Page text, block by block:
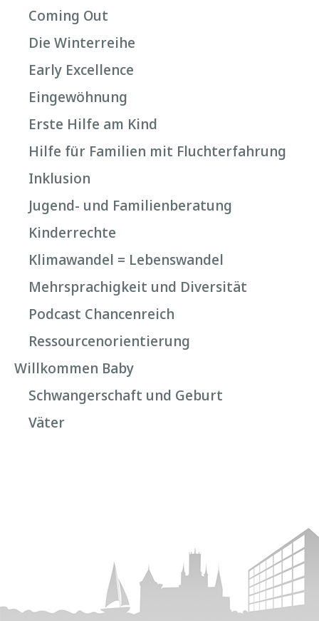
Coming Out
Die Winterreihe
Early Excellence
Eingewöhnung
Erste Hilfe am Kind
Hilfe für Familien mit Fluchterfahrung
Inklusion
Jugend- und Familienberatung
Kinderrechte
Klimawandel = Lebenswandel
Mehrsprachigkeit und Diversität
Podcast Chancenreich
Ressourcenorientierung
Willkommen Baby
Schwangerschaft und Geburt
Väter